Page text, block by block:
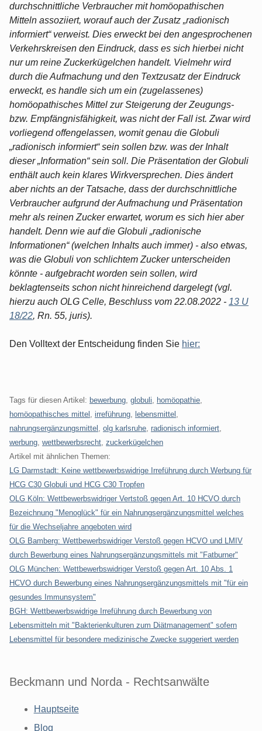
durchschnittliche Verbraucher mit homöopathischen
Mitteln assoziiert, worauf auch der Zusatz „radionisch
informiert“ verweist. Dies erweckt bei den angesprochenen
Verkehrskreisen den Eindruck, dass es sich hierbei nicht
nur um reine Zuckerkügelchen handelt. Vielmehr wird
durch die Aufmachung und den Textzusatz der Eindruck
erweckt, es handle sich um ein (zugelassenes)
homöopathisches Mittel zur Steigerung der Zeugungs-
bzw. Empfängnisfähigkeit, was nicht der Fall ist. Zwar wird
vorliegend offengelassen, womit genau die Globuli
„radionisch informiert“ sein sollen bzw. was der Inhalt
dieser „Information“ sein soll. Die Präsentation der Globuli
enthält auch kein klares Wirkversprechen. Dies ändert
aber nichts an der Tatsache, dass der durchschnittliche
Verbraucher aufgrund der Aufmachung und Präsentation
mehr als reinen Zucker erwartet, worum es sich hier aber
handelt. Denn wie auf die Globuli „radionische
Informationen“ (welchen Inhalts auch immer) - also etwas,
was die Globuli von schlichtem Zucker unterscheiden
könnte - aufgebracht worden sein sollen, wird
beklagtenseits schon nicht hinreichend dargelegt (vgl.
hierzu auch OLG Celle, Beschluss vom 22.08.2022 - 13 U
18/22, Rn. 55, juris).
Den Volltext der Entscheidung finden Sie hier:
Tags für diesen Artikel: bewerbung globuli homöopathie
homöopathisches mittel
irreführung lebensmittel
nahrungsergänzungsmittel
olg karlsruhe radionisch informiert
werbung wettbewerbsrecht zuckerkügelchen
Artikel mit ähnlichen Themen:
LG Darmstadt: Keine wettbewerbswidrige Irreführung durch Werbung für
HCG C30 Globuli und HCG C30 Tropfen
OLG Köln: Wettbewerbswidriger Vertstoß gegen Art. 10 HCVO durch
Bezeichnung "Menoglück" für ein Nahrungsergänzungsmittel welches
für die Wechseljahre angeboten wird
OLG Bamberg: Wettbewerbswidriger Verstoß gegen HCVO und LMIV
durch Bewerbung eines Nahrungsergänzungsmittels mit "Fatburner"
OLG München: Wettbewerbswidriger Verstoß gegen Art. 10 Abs. 1
HCVO durch Bewerbung eines Nahrungsergänzungsmittels mit "für ein
gesundes Immunsystem"
BGH: Wettbewerbswidrige Irreführung durch Bewerbung von
Lebensmitteln mit "Bakterienkulturen zum Diätmanagement" sofern
Lebensmittel für besondere medizinische Zwecke suggeriert werden
Beckmann und Norda - Rechtsanwälte
Hauptseite
Blog